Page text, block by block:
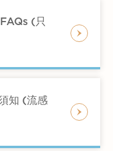
後降至正常，經
持續數日後體溫
和咳嗽（沒有咳
菌感染，如尿道
藥物可能引起過敏
該立即就醫。
的兒童，特別是三
免疫系統問題，
化療或患有
非處方的退燒藥
，來緩解發燒和
症狀的變化，如
嚴重程度以及其
要的。記住，如果
向醫生尋求幫助。
膚皮膚表面毛細孔
的核心溫度散溫。
對疾病的一種反
。持續高燒不退，
(只
知 (流感